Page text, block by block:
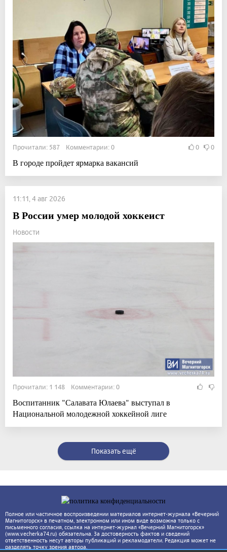
Прочитали: 587 Комментарии: 0 0 0
В городе пройдет ярмарка вакансий
11:11, 4 авг 2026
В России умер молодой хоккеист
Новости
Прочитали: 1 148 Комментарии: 0
Воспитанник "Салавата Юлаева" выступал в
Национальной молодежной хоккейной лиге
Показать ещё
Полное или частичное воспроизведении материалов интернет-журнала «Вечерний
Магнитогорск» в печатном, электронном или ином виде возможна только с
письменного согласия, ссылка на интернет-журнал «Вечерний Магнитогорск»
(www.vecherka74.ru) обязательна. За достоверность фактов и сведений
ответственность несут авторы публикаций и рекламодатели. Редакция может не
разделять точку зрения автора.